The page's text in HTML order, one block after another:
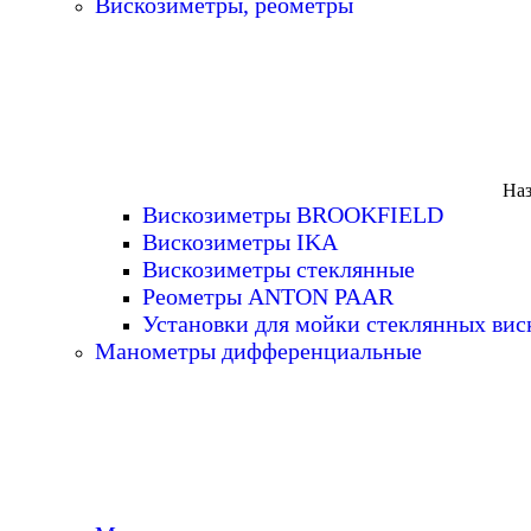
Вискозиметры BROOKFIELD
Вискозиметры IKA
Вискозиметры стеклянные
Реометры ANTON PAAR
Установки для мойки стеклянных
Манометры дифференциальные